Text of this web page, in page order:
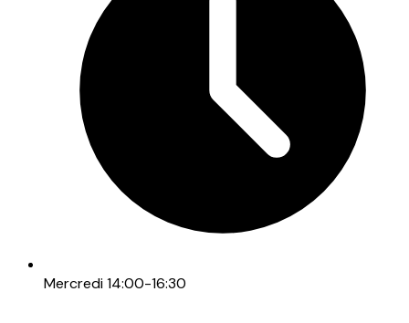
Mercredi 14:00-16:30